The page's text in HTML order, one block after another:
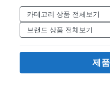
카테고리 상품 전체보기
브랜드 상품 전체보기
제